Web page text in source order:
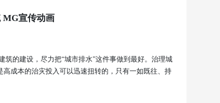
MG宣传动画
的建设，尽力把“城市排水”这件事做到最好。治理城
成本的治灾投入可以迅速扭转的，只有一如既往、持